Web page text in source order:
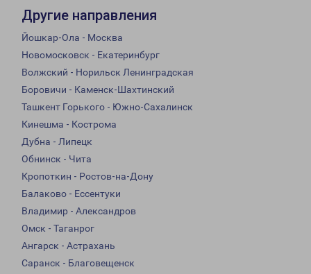
Другие направления
Йошкар-Ола - Москва
Новомосковск - Екатеринбург
Волжский - Норильск Ленинградская
Боровичи - Каменск-Шахтинский
Ташкент Горького - Южно-Сахалинск
Кинешма - Кострома
Дубна - Липецк
Обнинск - Чита
Кропоткин - Ростов-на-Дону
Балаково - Ессентуки
Владимир - Александров
Омск - Таганрог
Ангарск - Астрахань
Саранск - Благовещенск